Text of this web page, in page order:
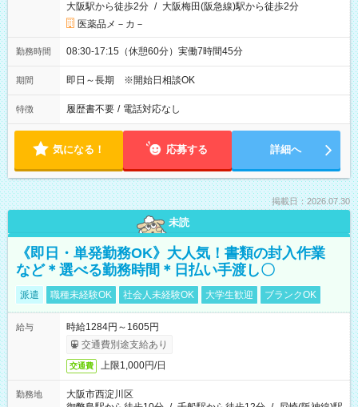
大阪駅から徒歩2分 / 大阪梅田(阪急線)駅から徒歩2分
医薬品メ－カ－
勤務時間 08:30-17:15（休憩60分）実働7時間45分
期間 即日～長期 ※開始日相談OK
特徴 履歴書不要 / 電話対応なし
気になる！ 応募する 詳細へ
掲載日：2026.07.30
未読
《即日・単発勤務OK》大人気！書類の封入作業
など＊選べる勤務時間＊日払い手渡し〇
派遣 職種未経験OK 社会人未経験OK 大学生歓迎 ブランクOK
給与
時給1284円～1605円
交通費別途支給あり
交通費 上限1,000円/日
勤務地
大阪市西淀川区